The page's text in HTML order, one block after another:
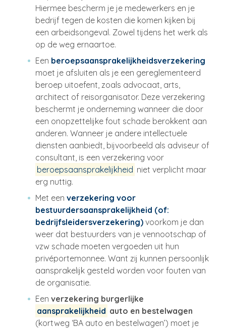
Hiermee bescherm je je medewerkers en je
bedrijf tegen de kosten die komen kijken bij
een arbeidsongeval. Zowel tijdens het werk als
op de weg ernaartoe.
Een beroepsaansprakelijkheidsverzekering
moet je afsluiten als je een gereglementeerd
beroep uitoefent, zoals advocaat, arts,
architect of reisorganisator. Deze verzekering
beschermt je onderneming wanneer die door
een onopzettelijke fout schade berokkent aan
anderen. Wanneer je andere intellectuele
diensten aanbiedt, bijvoorbeeld als adviseur of
consultant, is een verzekering voor
beroepsaansprakelijkheid niet verplicht maar
erg nuttig.
Met een verzekering voor
bestuurdersaansprakelijkheid (of:
bedrijfsleidersverzekering) voorkom je dan
weer dat bestuurders van je vennootschap of
vzw schade moeten vergoeden uit hun
privéportemonnee. Want zij kunnen persoonlijk
aansprakelijk gesteld worden voor fouten van
de organisatie.
Een verzekering burgerlijke
aansprakelijkheid auto en bestelwagen
(kortweg ‘BA auto en bestelwagen’) moet je